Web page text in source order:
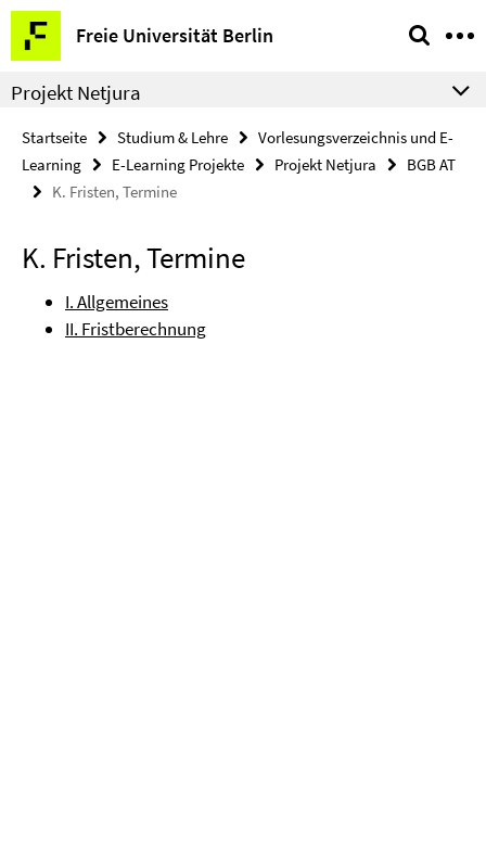
Springe
direkt
zu
Inhalt
Freie Universität Berlin
Service-
Navigation
Projekt Netjura
Startseite Studium & Lehre
Vorlesungsverzeichnis und E-
Learning
E-Learning Projekte Projekt Netjura
BGB AT
K. Fristen, Termine
K. Fristen, Termine
I. Allgemeines
II. Fristberechnung